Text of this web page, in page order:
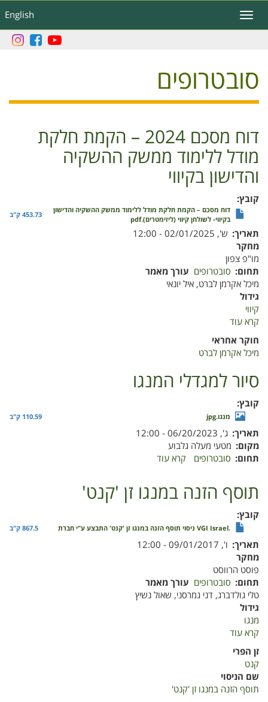
לתוכן
העיקרי
English
Toggle
navigation
סובטרופים
דוח מסכם 2024 – הקמת חלקת
מודל ללימוד ממשק ההשקיה
והדישון בקיווי
קובץ
דוח מסכם – הקמת חלקת מודל ללימוד ממשק ההשקיה והדישון
בקיווי- לשולחן קיווי (ליזימטרים).pdf
453.73 ק"ב
תאריך ש', 02/01/2025 - 12:00
מחקר
מו"פ צפון
תחום סובטרופים עורך מאמר
מיכל אקרמן לברט, איל יונאי
גידול
קיווי
קרא עוד
מסכם
2024
הקמת
ללימוד
ממשק
ההשקיה
והדישון
חוקר אחראי
מיכל אקרמן לברט
סיור למגדלי המנגו
קובץ
מנגו.jpg 110.59 ק"ב
תאריך ג', 06/20/2023 - 12:00
מקום מטעי מעלה גלבוע
תחום סובטרופים קרא עוד
המנגו
תוסף הזנה במנגו זן 'קנט'
קובץ
.VGI Israel ניסוי תוסף הזנה במנגו זן 'קנט' התבצע ע"י חברת 867.5 ק"ב
תאריך ו', 09/01/2017 - 12:00
מחקר
פוסט הרווסט
תחום סובטרופים עורך מאמר
טלי גולדברג, דני גמרסני, שאול נשיץ
גידול
מנגו
קרא עוד
זן
'קנט'
זן הפרי
קנט
שם הניסוי
תוסף הזנה במנגו זן 'קנט'